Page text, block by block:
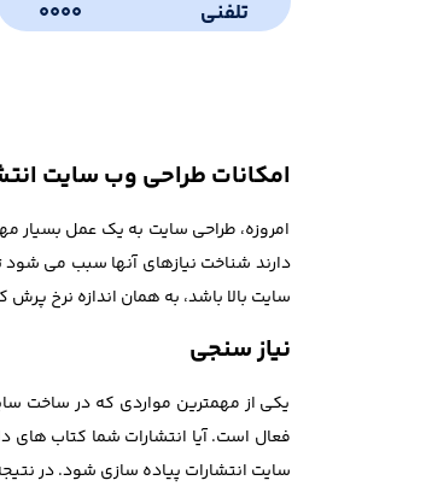
تلفنی
0000
امکانات طراحی وب سایت
امروزه، طراحی سایت به یک عمل بسیار
دارند شناخت نیازهای آنها سبب می شود
سایت بالا باشد، به همان اندازه نرخ
نیاز سنجی
یکی از مهمترین مواردی که در ساخت
فعال است. آیا انتشارات شما کتاب های
سایت انتشارات پیاده سازی شود. در